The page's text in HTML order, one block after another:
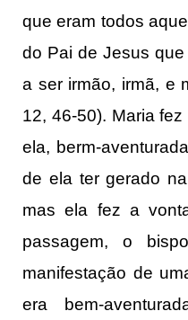
que eram todos
do Pai de Jesus
a ser irmão, irmã, e
12, 46-50). Maria
ela, berm-
de ela ter gerado
mas ela fez a
passagem, o
manifestação de
era bem-